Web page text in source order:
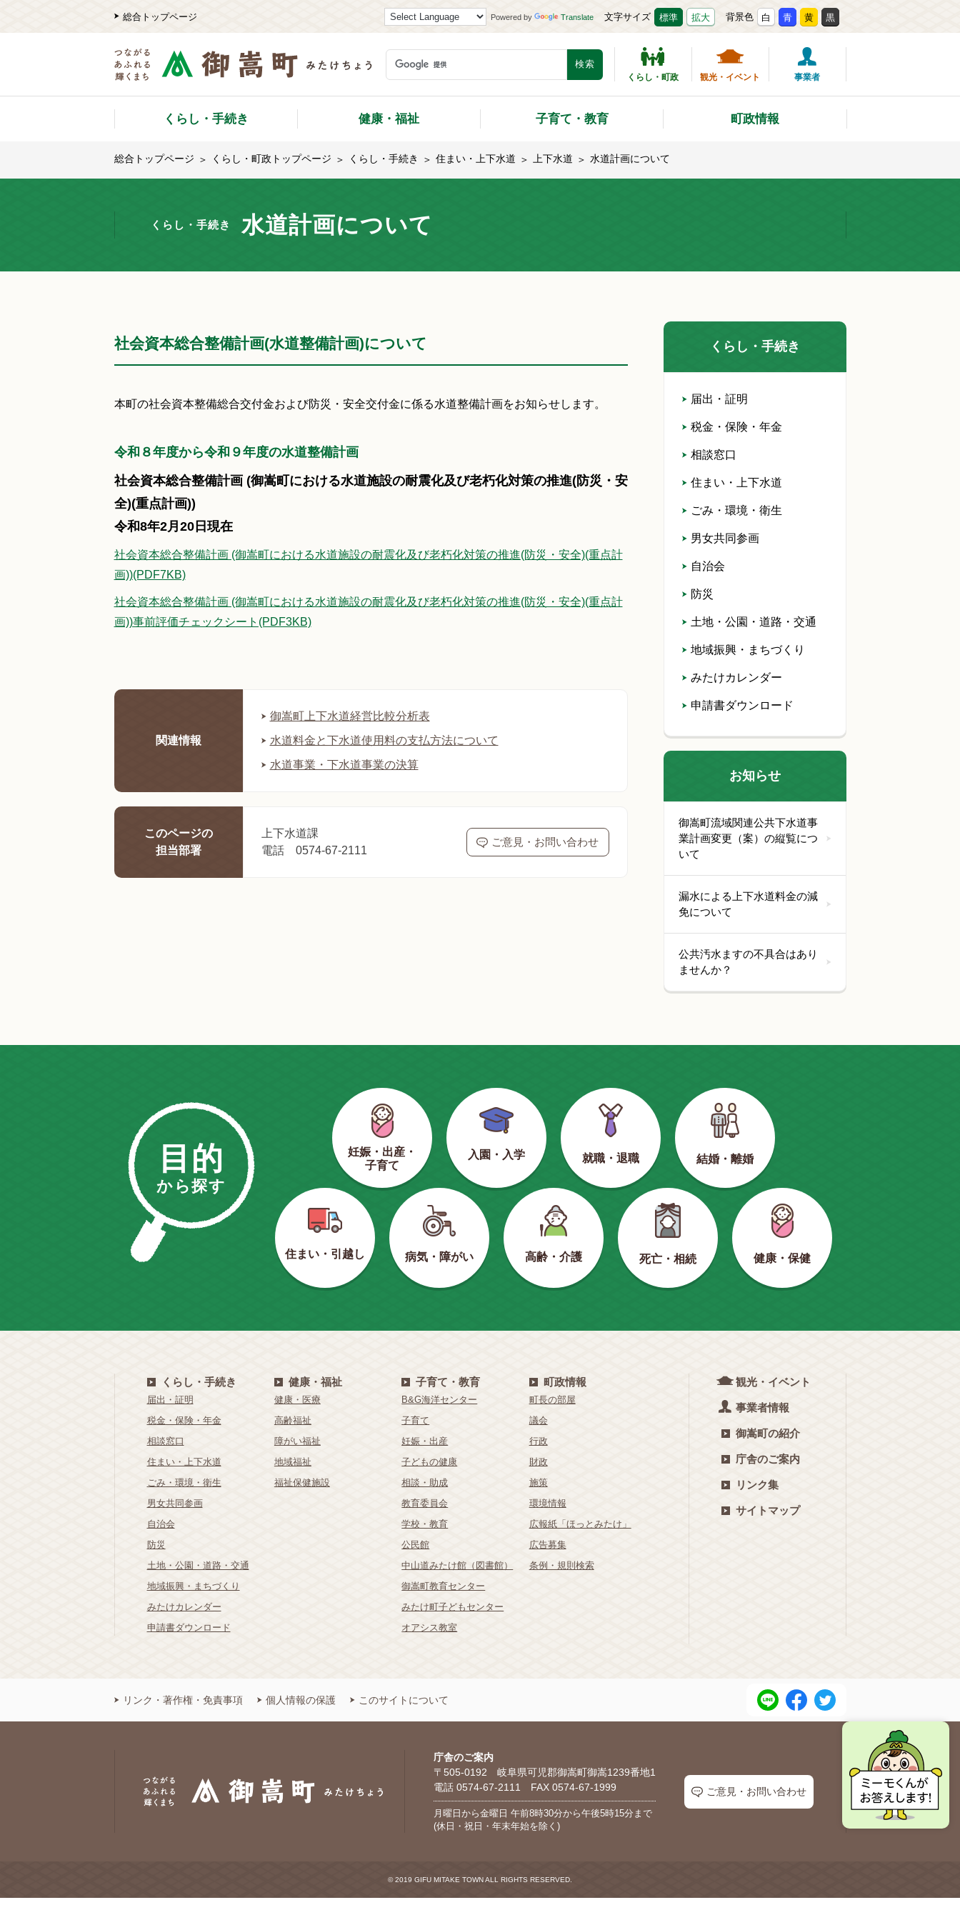
総合トップページ Powered by Translate 文字サイズ 標準 拡大 背景色 白 青 黄 黒
くらし・町政 観光・イベント 事業者
くらし・手続き 健康・福祉 子育て・教育 町政情報
総合トップページ くらし・町政トップページ くらし・手続き 住まい・上下水道 上下水道 水道計画について
くらし・手続き 水道計画について
社会資本総合整備計画(水道整備計画)について
本町の社会資本整備総合交付金および防災・安全交付金に係る水道整備計画をお知らせします。
令和８年度から令和９年度の水道整備計画
社会資本総合整備計画 (御嵩町における水道施設の耐震化及び老朽化対策の推進(防災・安
全)(重点計画))
令和8年2月20日現在
社会資本総合整備計画 (御嵩町における水道施設の耐震化及び老朽化対策の推進(防災・安全)(重点計
画))(PDF7KB)
社会資本総合整備計画 (御嵩町における水道施設の耐震化及び老朽化対策の推進(防災・安全)(重点計
画))事前評価チェックシート(PDF3KB)
関連情報
御嵩町上下水道経営比較分析表
水道料金と下水道使用料の支払方法について
水道事業・下水道事業の決算
このページの
担当部署
上下水道課
電話 0574-67-2111
ご意見・お問い合わせ
くらし・手続き
届出・証明
税金・保険・年金
相談窓口
住まい・上下水道
ごみ・環境・衛生
男女共同参画
自治会
防災
土地・公園・道路・交通
地域振興・まちづくり
みたけカレンダー
申請書ダウンロード
お知らせ
御嵩町流域関連公共下水道事
業計画変更（案）の縦覧につ
いて
漏水による上下水道料金の減
免について
公共汚水ますの不具合はあり
ませんか？
目的
から探す
妊娠・出産・
子育て
入園・入学 就職・退職 結婚・離婚
住まい・引越し 病気・障がい 高齢・介護 死亡・相続 健康・保健
くらし・手続き
届出・証明
税金・保険・年金
相談窓口
住まい・上下水道
ごみ・環境・衛生
男女共同参画
自治会
防災
土地・公園・道路・交通
地域振興・まちづくり
みたけカレンダー
申請書ダウンロード
健康・福祉
健康・医療
高齢福祉
障がい福祉
地域福祉
福祉保健施設
子育て・教育
B&G海洋センター
子育て
妊娠・出産
子どもの健康
相談・助成
教育委員会
学校・教育
公民館
中山道みたけ館（図書館）
御嵩町教育センター
みたけ町子どもセンター
オアシス教室
町政情報
町長の部屋
議会
行政
財政
施策
環境情報
広報紙「ほっとみたけ」
広告募集
条例・規則検索
観光・イベント
事業者情報
御嵩町の紹介
庁舎のご案内
リンク集
サイトマップ
リンク・著作権・免責事項 個人情報の保護 このサイトについて
庁舎のご案内
〒505-0192 岐阜県可児郡御嵩町御嵩1239番地1
電話 0574-67-2111 FAX 0574-67-1999
月曜日から金曜日 午前8時30分から午後5時15分まで
(休日・祝日・年末年始を除く)
ご意見・お問い合わせ
© 2019 GIFU MITAKE TOWN ALL RIGHTS RESERVED.